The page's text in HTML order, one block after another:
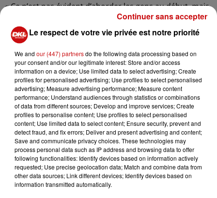
« Ce n’est pas évident d’aborder les gens au début, mais
on s’y fait », reconnaît Léa, 28 ans. Peu habituée à ce
type d’action de rue, elle milite toutefois dans d’autres
causes sociales. L’accueil est varié : certains, comme
Christelle, 45 ans, se montrent enthousiastes — « Vous
prêchez une convaincue ! » — tandis que d’autres
restent sceptiques. Philippe, 55 ans, lâche : « Encore une
idée pour embêter ceux qui bossent… » Nombreux sont
ceux qui découvrent alors l’existence de cette taxe
ciblant les plus grandes fortunes. Les militants prennent
le temps d’expliquer les grandes lignes du projet et ses
objectifs.
Le petit journal distribué joue un rôle clé dans cette
sensibilisation. Il propose, avec une touche d’humour,
des éléments de compréhension : décryptage de la taxe,
quiz pour savoir si l’on est concerné, jeux de mots
Le respect de votre vie privée est notre priorité
We and our (447) partnersdo the following data processing based on
your consent and/or our legitimate interest: Store and/or access
information on a device; Use limited data to select advertising; Create
profiles for personalised advertising; Use profiles to select personalised
advertising; Measure advertising performance; Measure content
performance; Understand audiences through statistics or combinations
of data from different sources; Develop and improve services; Create
profiles to personalise content; Use profiles to select personalised
content; Use limited data to select content; Ensure security, prevent and
detect fraud, and fix errors; Deliver and present advertising and content;
Save and communicate privacy choices. These technologies may
process personal data such as IP address and browsing data to offer
following functionalities: Identify devices based on information actively
requested; Use precise geolocation data; Match and combine data from
other data sources; Link different devices; Identify devices based on
information transmitted automatically.
Continuer sans accepter